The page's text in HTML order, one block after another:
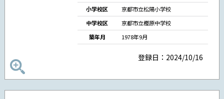
小学校区
京都市立松陽小学校
中学校区
京都市立樫原中学校
築年月
1978年9月
登録日：2024/10/16